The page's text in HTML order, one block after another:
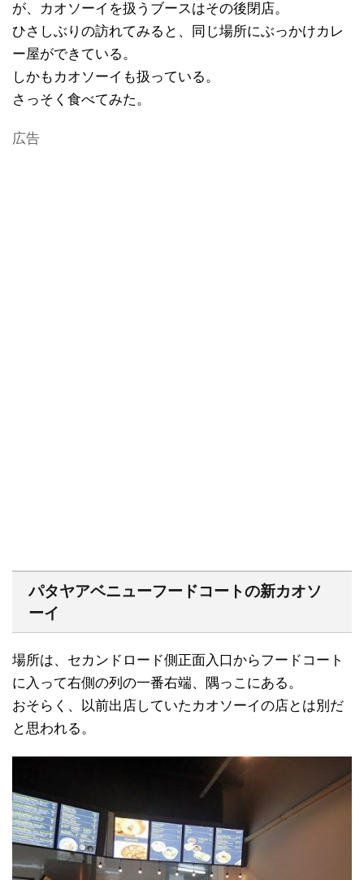
が、カオソーイを扱うブースはその後閉店。
ひさしぶりの訪れてみると、同じ場所にぶっかけカレ
ー屋ができている。
しかもカオソーイも扱っている。
さっそく食べてみた。
広告
パタヤアベニューフードコートの新カオソ
ーイ
場所は、セカンドロード側正面入口からフードコート
に入って右側の列の一番右端、隅っこにある。
おそらく、以前出店していたカオソーイの店とは別だ
と思われる。